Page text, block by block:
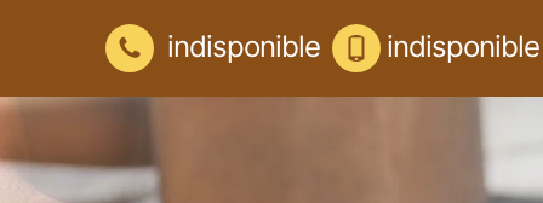
indisponible indisponible